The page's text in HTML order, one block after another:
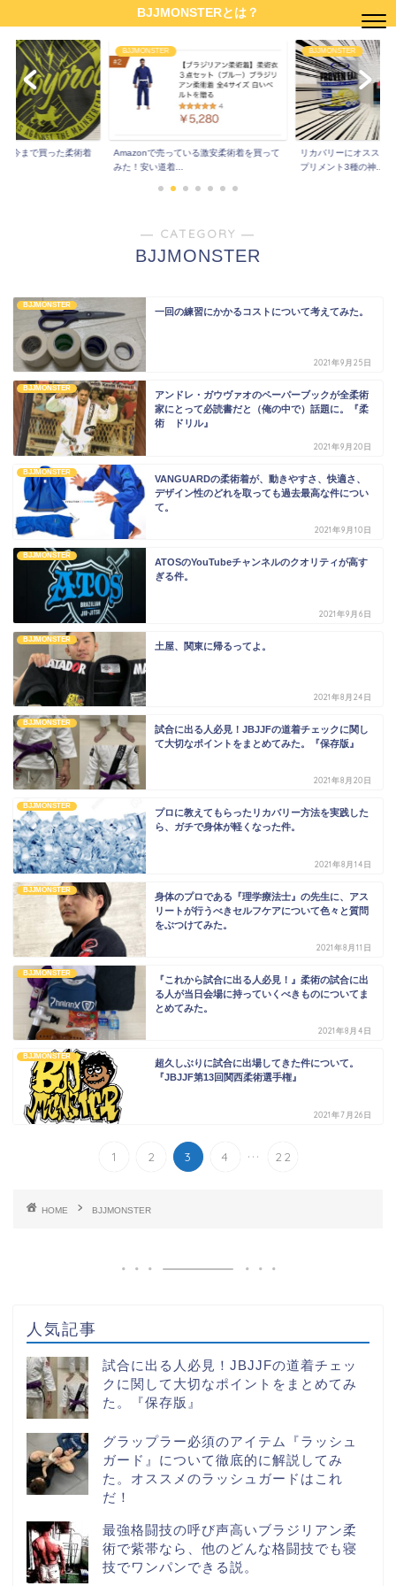
BJJMONSTERとは？
今まで買った柔術着
BJJMONSTER
Amazonで売っている激安柔術着を買って
みた！安い道着...
BJJMONSTER
リカバリーにオススメ
プリメント3種の神...
― CATEGORY ―
BJJMONSTER
BJJMONSTER
一回の練習にかかるコストについて考えてみた。
2021年9月25日
BJJMONSTER
アンドレ・ガウヴァオのペーパーブックが全柔術
家にとって必読書だと（俺の中で）話題に。『柔
術 ドリル』
2021年9月20日
BJJMONSTER
VANGUARDの柔術着が、動きやすさ、快適さ、
デザイン性のどれを取っても過去最高な件につい
て。
2021年9月10日
BJJMONSTER
ATOSのYouTubeチャンネルのクオリティが高す
ぎる件。
2021年9月6日
BJJMONSTER
土屋、関東に帰るってよ。
2021年8月24日
BJJMONSTER
試合に出る人必見！JBJJFの道着チェックに関し
て大切なポイントをまとめてみた。『保存版』
2021年8月20日
BJJMONSTER
プロに教えてもらったリカバリー方法を実践した
ら、ガチで身体が軽くなった件。
2021年8月14日
BJJMONSTER
身体のプロである『理学療法士』の先生に、アス
リートが行うべきセルフケアについて色々と質問
をぶつけてみた。
2021年8月11日
BJJMONSTER
『これから試合に出る人必見！』柔術の試合に出
る人が当日会場に持っていくべきものについてま
とめてみた。
2021年8月4日
BJJMONSTER
超久しぶりに試合に出場してきた件について。
『JBJJF第13回関西柔術選手権』
2021年7月26日
1 2 3 4 ... 22
HOME BJJMONSTER
人気記事
試合に出る人必見！JBJJFの道着チェッ
クに関して大切なポイントをまとめてみ
た。『保存版』
グラップラー必須のアイテム『ラッシュ
ガード』について徹底的に解説してみ
た。オススメのラッシュガードはこれ
だ！
最強格闘技の呼び声高いブラジリアン柔
術で紫帯なら、他のどんな格闘技でも寝
技でワンパンできる説。